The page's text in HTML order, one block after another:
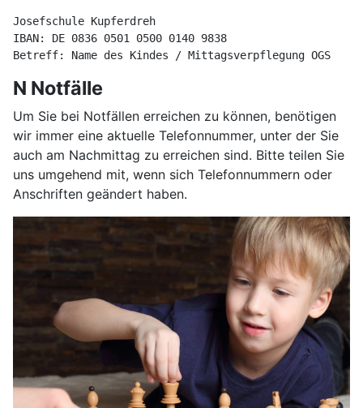
Josefschule Kupferdreh
IBAN: DE 0836 0501 0500 0140 9838
Betreff: Name des Kindes / Mittagsverpflegung OGS
N Notfälle
Um Sie bei Notfällen erreichen zu können, benötigen
wir immer eine aktuelle Telefonnummer, unter der Sie
auch am Nachmittag zu erreichen sind. Bitte teilen Sie
uns umgehend mit, wenn sich Telefonnummern oder
Anschriften geändert haben.